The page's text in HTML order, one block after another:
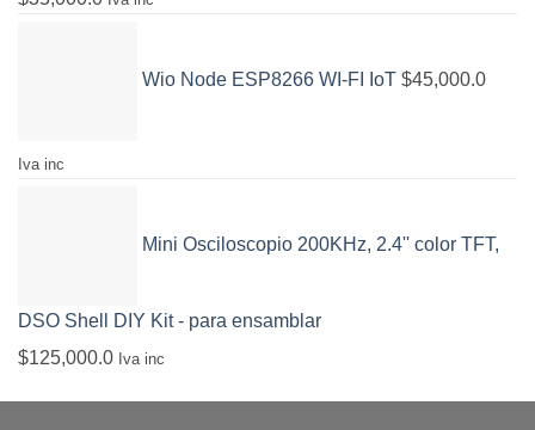
Wio Node ESP8266 WI-FI IoT $45,000.0
Iva inc
Mini Osciloscopio 200KHz, 2.4'' color TFT,
DSO Shell DIY Kit - para ensamblar
$125,000.0 Iva inc